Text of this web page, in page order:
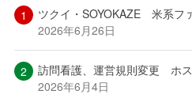
ツクイ・SOYOKAZE 米系フ
2026年6月26日
訪問看護、運営規則変更 ホ
2026年6月4日